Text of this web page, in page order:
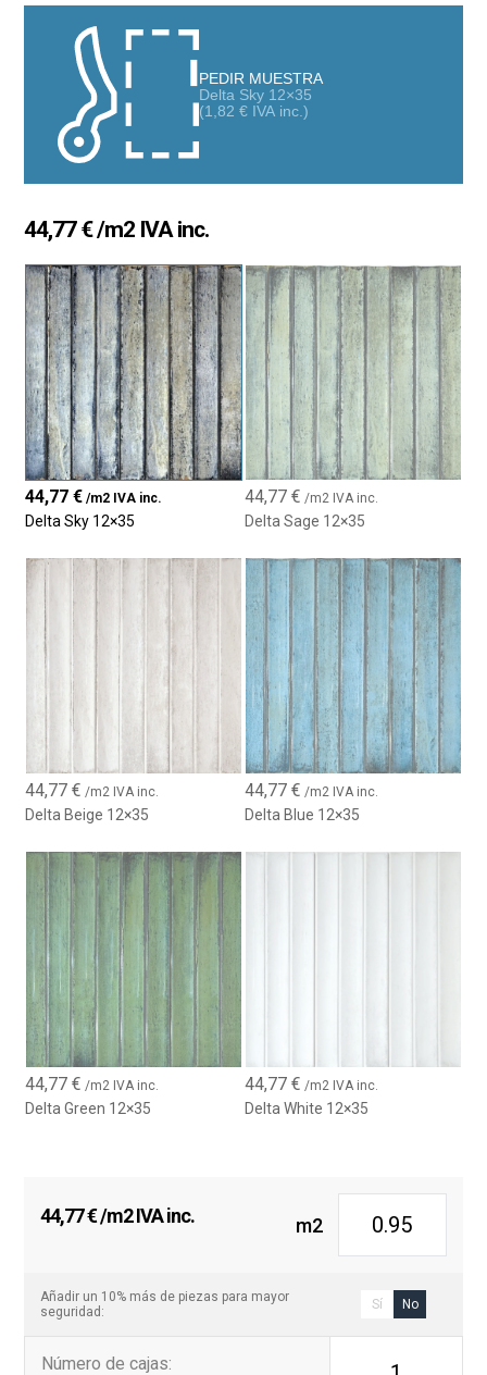
Una pieza lisa
luminosas.
Una pieza con relieve, que aporta textura, dinamismo y un
toque decorativo sutil sin sobrecargar el diseño.
Ambas versiones pueden combinarse entre sí, permitiendo
encaja en ambientes contemporáneos, minimalistas,
Características principales:
Revestimiento depasta blanca
Formato12×35 cm, ideal para pared
Acabado brillopara aportar luminosidad
Dos versiones:lisayrelieve
Permite combinaciones decorativas elegantes
Diseño moderno, versátil y atemporal
PEDIR MUESTRA
Delta Sky 12×35
(1,82 € IVA inc.)
44,77€/m2 IVA inc.
44,77€ /m2 IVA inc.
Delta Sky 12×35
44,77 € /m2 IVA inc.
Delta Sage 12×35
44,77€ /m2 IVA inc.
Delta Beige 12×35
44,77 € /m2 IVA inc.
Delta Blue 12×35
44,77€ /m2 IVA inc.
Delta Green 12×35
44,77 € /m2 IVA inc.
Delta White 12×35
44,77€/m2 IVA inc. m2
Añadir un 10% más de piezas para mayor
seguridad:
Sí No
Número de cajas: